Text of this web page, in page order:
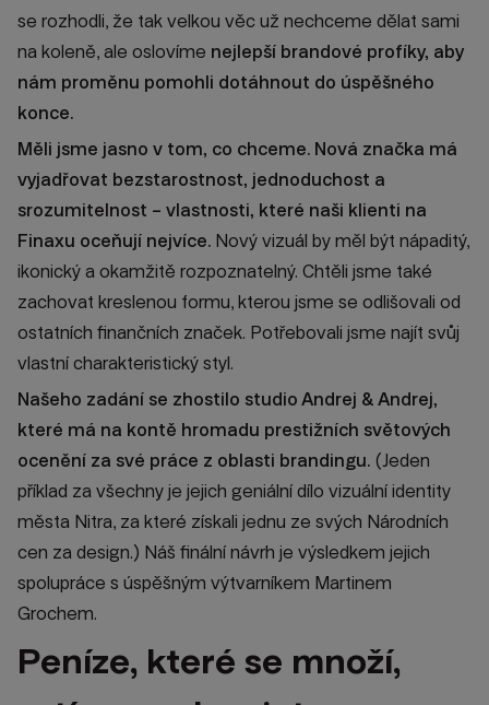
se rozhodli, že tak velkou věc už nechceme dělat sami
na koleně, ale oslovíme nejlepší brandové profíky, aby
nám proměnu pomohli dotáhnout do úspěšného
konce.
Měli jsme jasno v tom, co chceme. Nová značka má
vyjadřovat bezstarostnost, jednoduchost a
srozumitelnost – vlastnosti, které naši klienti na
Finaxu oceňují nejvíce. Nový vizuál by měl být nápaditý,
ikonický a okamžitě rozpoznatelný. Chtěli jsme také
zachovat kreslenou formu, kterou jsme se odlišovali od
ostatních finančních značek. Potřebovali jsme najít svůj
vlastní charakteristický styl.
Našeho zadání se zhostilo studio Andrej & Andrej,
které má na kontě hromadu prestižních světových
ocenění za své práce z oblasti brandingu. (Jeden
příklad za všechny je jejich geniální dílo vizuální identity
města Nitra, za které získali jednu ze svých Národních
cen za design.) Náš finální návrh je výsledkem jejich
spolupráce s úspěšným výtvarníkem Martinem
Grochem.
Peníze, které se množí,